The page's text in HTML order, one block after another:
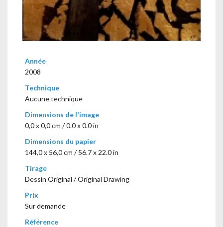
Année
2008
Technique
Aucune technique
Dimensions de l'image
0,0 x 0,0 cm / 0.0 x 0.0 in
Dimensions du papier
144,0 x 56,0 cm / 56.7 x 22.0 in
Tirage
Dessin Original / Original Drawing
Prix
Sur demande
Référence